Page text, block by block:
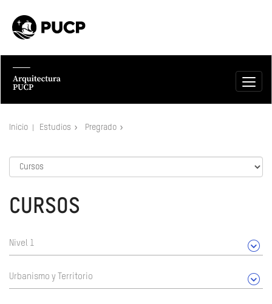
Inicio Estudios Pregrado
CURSOS
Nivel 1
Urbanismo y Territorio